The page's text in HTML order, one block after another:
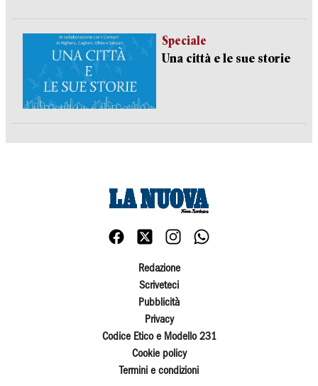
Speciale
Una città e le sue storie
Redazione
Scriveteci
Pubblicità
Privacy
Codice Etico e Modello 231
Cookie policy
Termini e condizioni